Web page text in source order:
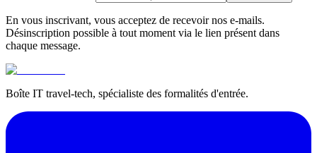
En vous inscrivant, vous acceptez de recevoir nos e-mails.
Désinscription possible à tout moment via le lien présent dans
chaque message.
Boîte IT travel-tech, spécialiste des formalités d'entrée.